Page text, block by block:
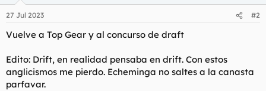
e
:
27 Jul 2023 #2
Vuelve a Top Gear y al concurso de draft
Edito: Drift, en realidad pensaba en drift. Con estos
anglicismos me pierdo. Echeminga no saltes a la canasta
parfavar.